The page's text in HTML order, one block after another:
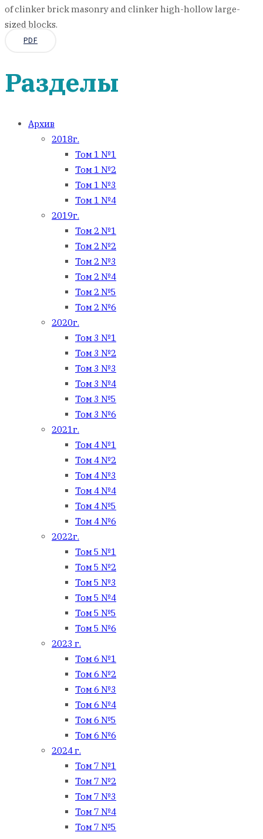
of clinker brick masonry and clinker high-hollow large-
sized blocks.
PDF
Разделы
Архив
2018г.
Том 1 №1
Том 1 №2
Том 1 №3
Том 1 №4
2019г.
Том 2 №1
Том 2 №2
Том 2 №3
Том 2 №4
Том 2 №5
Том 2 №6
2020г.
Том 3 №1
Том 3 №2
Том 3 №3
Том 3 №4
Том 3 №5
Том 3 №6
2021г.
Том 4 №1
Том 4 №2
Том 4 №3
Том 4 №4
Том 4 №5
Том 4 №6
2022г.
Том 5 №1
Том 5 №2
Том 5 №3
Том 5 №4
Том 5 №5
Том 5 №6
2023 г.
Том 6 №1
Том 6 №2
Том 6 №3
Том 6 №4
Том 6 №5
Том 6 №6
2024 г.
Том 7 №1
Том 7 №2
Том 7 №3
Том 7 №4
Том 7 №5